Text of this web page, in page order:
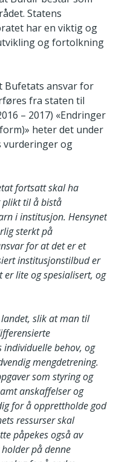
Statens
har en viktig og
og fortolkning
Bufetats ansvar for
fra staten til
– 2017) «Endringer
heter det under
vurderinger og
fortsatt skal ha
til å bistå
i institusjon. Hensynet
sterkt på
for at det er et
institusjonstilbud er
lite og spesialisert, og
slik at man til
behov, og
mengdetrening.
som styring og
anskaffelser og
for å opprettholde god
ressurser skal
påpekes også av
på denne